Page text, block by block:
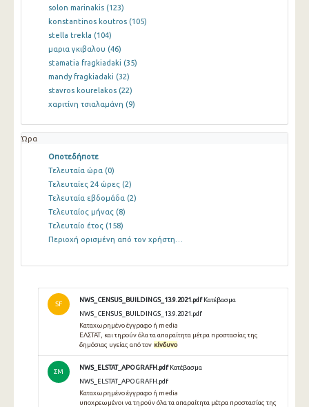
solon marinakis (123)
konstantinos koutros (105)
stella trekla (104)
μαρια γκιβαλου (46)
stamatia fragkiadaki (35)
mandy fragkiadaki (32)
stavros kourelakos (22)
χαριτίνη τσιαλαμάνη (9)
Ώρα
Οποτεδήποτε
Τελευταία ώρα (0)
Τελευταίες 24 ώρες (2)
Τελευταία εβδομάδα (2)
Τελευταίος μήνας (8)
Τελευταίο έτος (158)
Περιοχή ορισμένη από τον χρήστη…
SF
NWS_CENSUS_BUILDINGS_13.9.2021.pdf Κατέβασμα
NWS_CENSUS_BUILDINGS_13.9.2021.pdf
Καταχωρημένο έγγραφο ή media
ΕΛΣΤΑΤ, και τηρούν όλα τα απαραίτητα μέτρα προστασίας της
δημόσιας υγείας από τον κίνδυνο
ΣΜ
NWS_ELSTAT_APOGRAFH.pdf Κατέβασμα
NWS_ELSTAT_APOGRAFH.pdf
Καταχωρημένο έγγραφο ή media
υποχρεωμένοι να τηρούν όλα τα απαραίτητα μέτρα προστασίας της